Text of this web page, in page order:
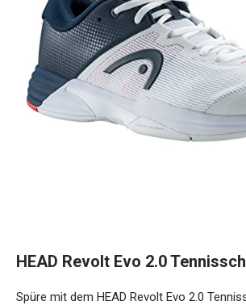
HEAD Revolt Evo 2.0
Spüre mit dem HEAD Revolt Evo 2.0